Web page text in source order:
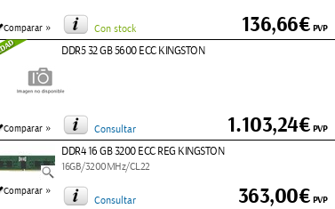
Comparar » Con stock 136,66€PVP
Comparar »
DDR5 32 GB 5600 ECC KINGSTON
Consultar 1.103,24€PVP
Comparar »
DDR4 16 GB 3200 ECC REG KINGSTON
16GB/3200MHz/CL22
Consultar 363,00€PVP